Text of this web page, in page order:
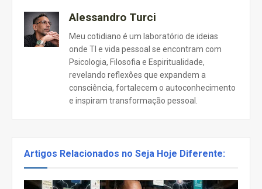
Alessandro Turci
Meu cotidiano é um laboratório de ideias
onde TI e vida pessoal se encontram com
Psicologia, Filosofia e Espiritualidade,
revelando reflexões que expandem a
consciência, fortalecem o autoconhecimento
e inspiram transformação pessoal.
Artigos Relacionados no Seja Hoje Diferente: